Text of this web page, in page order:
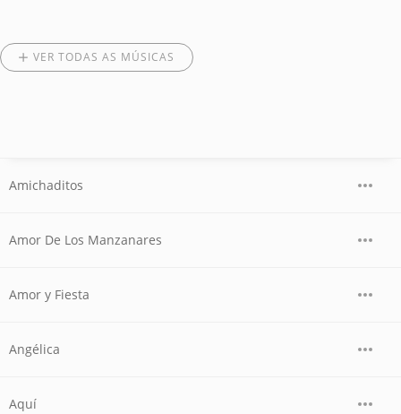
VER TODAS AS MÚSICAS
Amichaditos
Amor De Los Manzanares
Amor y Fiesta
Angélica
Aquí